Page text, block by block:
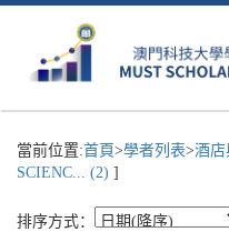
當前位置:首頁>學者列表>酒店
SCIENC... (2) ]
排序方式：